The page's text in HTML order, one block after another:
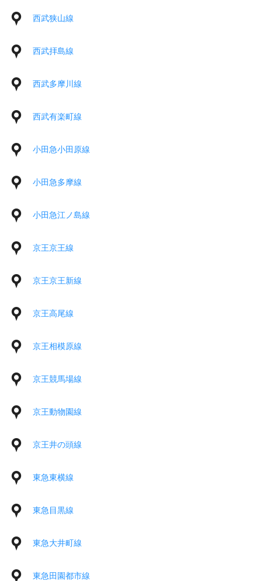
西武狭山線
西武拝島線
西武多摩川線
西武有楽町線
小田急小田原線
小田急多摩線
小田急江ノ島線
京王京王線
京王京王新線
京王高尾線
京王相模原線
京王競馬場線
京王動物園線
京王井の頭線
東急東横線
東急目黒線
東急大井町線
東急田園都市線